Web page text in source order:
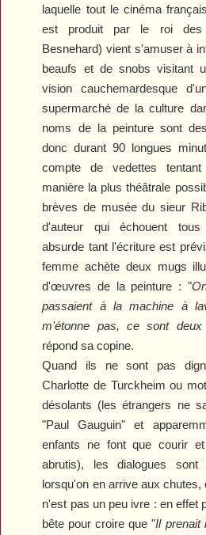
laquelle tout le cinéma
est produit par le roi des
Besnehard) vient s'amuser à
beaufs et de snobs visitant
vision cauchemardesque
supermarché de la culture
noms de la peinture sont
donc durant 90 longues
compte de vedettes
manière la plus théâtrale
brèves de musée du sieur
d'auteur qui échouent
absurde tant l'écriture est
femme achète deux mugs
d'œuvres de la peinture : "
passaient à la machine à
m'étonne pas, ce sont deux
répond sa copine.
Quand ils ne sont pas
Charlotte de Turckheim ou
désolants (les étrangers ne
"Paul Gauguin" et
enfants ne font que courir
abrutis), les dialogues sont
lorsqu'on en arrive aux chutes,
n'est pas un peu ivre : en effet
bête pour croire que "Il prenait